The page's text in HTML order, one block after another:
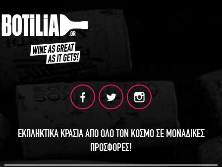
ΕΚΠΛΗΚΤΙΚΑ ΚΡΑΣΙΑ ΑΠΟ ΟΛΟ ΤΟΝ ΚΟΣΜΟ ΣΤΗΝ ΠΟΡΤΑ ΣΟΥ ΣΕ
ΜΟΝΑΔΙΚΕΣ ΠΡΟΣΦΟΡΕΣ!
ΕΚΠΛΗΚΤΙΚΑ ΚΡΑΣΙΑ ΑΠΟ ΟΛΟ ΤΟΝ ΚΟΣΜΟ ΣΕ ΜΟΝΑΔΙΚΕΣ
ΠΡΟΣΦΟΡΕΣ!